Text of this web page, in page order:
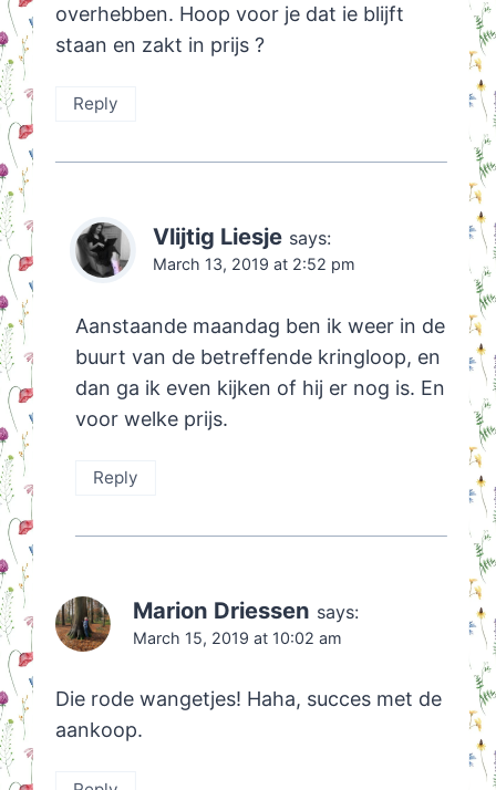
overhebben. Hoop voor je dat ie blijft
staan en zakt in prijs ?
Reply
Vlijtig Liesje says:
March 13, 2019 at 2:52 pm
Aanstaande maandag ben ik weer in de
buurt van de betreffende kringloop, en
dan ga ik even kijken of hij er nog is. En
voor welke prijs.
Reply
Marion Driessen says:
March 15, 2019 at 10:02 am
Die rode wangetjes! Haha, succes met de
aankoop.